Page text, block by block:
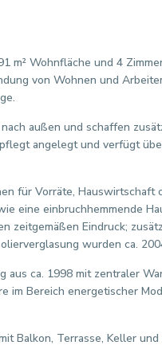
m² Wohnfläche und 4
von Wohnen und
außen und schaffen
angelegt und verfügt
für Vorräte, Hauswirtschaft
eine einbruchhemmende
zeitgemäßen Eindruck;
wurden ca.
ca. 1998 mit zentraler
im Bereich energetischer
Balkon, Terrasse, Keller